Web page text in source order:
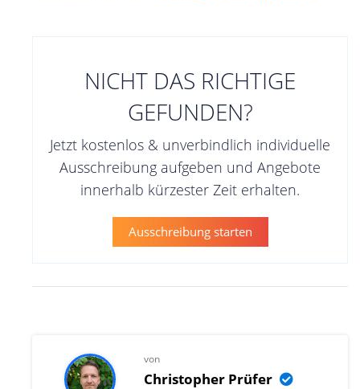
NICHT DAS RICHTIGE
GEFUNDEN?
Jetzt kostenlos & unverbindlich individuelle
Ausschreibung aufgeben und Angebote
innerhalb kürzester Zeit erhalten.
Ausschreibung starten
von
Christopher Prüfer